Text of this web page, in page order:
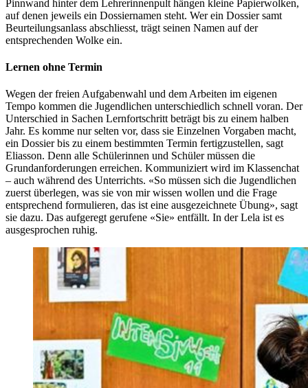
Pinnwand hinter dem Lehrerinnenpult hängen kleine Papierwolken,
auf denen jeweils ein Dossiernamen steht. Wer ein Dossier samt
Beurteilungsanlass abschliesst, trägt seinen Namen auf der
entsprechenden Wolke ein.
Lernen ohne Termin
Wegen der freien Aufgabenwahl und dem Arbeiten im eigenen
Tempo kommen die Jugendlichen unterschiedlich schnell voran. Der
Unterschied in Sachen Lernfortschritt beträgt bis zu einem halben
Jahr. Es komme nur selten vor, dass sie Einzelnen Vorgaben macht,
ein Dossier bis zu einem bestimmten Termin fertigzustellen, sagt
Eliasson. Denn alle Schülerinnen und Schüler müssen die
Grundanforderungen erreichen. Kommuniziert wird im Klassenchat
– auch während des Unterrichts. «So müssen sich die Jugendlichen
zuerst überlegen, was sie von mir wissen wollen und die Frage
entsprechend formulieren, das ist eine ausgezeichnete Übung», sagt
sie dazu. Das aufgeregt gerufene «Sie» entfällt. In der Lela ist es
ausgesprochen ruhig.